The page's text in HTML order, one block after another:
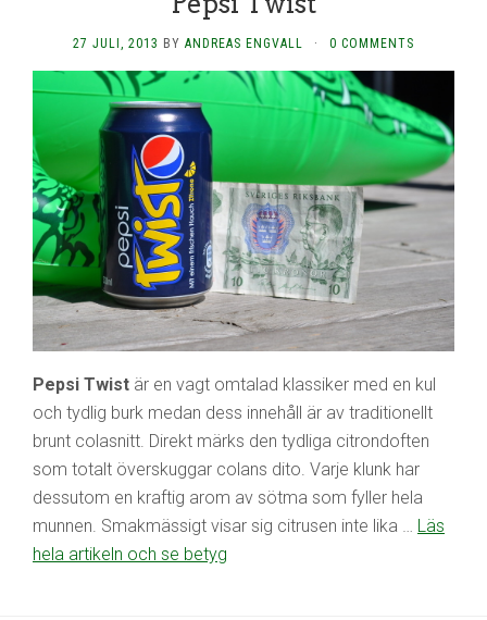
27 JULI, 2013 BY ANDREAS ENGVALL · 0 COMMENTS
Pepsi Twist är en vagt omtalad klassiker med en kul
och tydlig burk medan dess innehåll är av traditionellt
brunt colasnitt. Direkt märks den tydliga citrondoften
som totalt överskuggar colans dito. Varje klunk har
dessutom en kraftig arom av sötma som fyller hela
munnen. Smakmässigt visar sig citrusen inte lika … Läs
hela artikeln och se betyg